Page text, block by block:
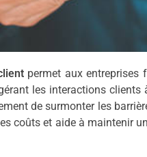
permet aux entreprises
les interactions
de surmonter les
coûts et aide à maintenir